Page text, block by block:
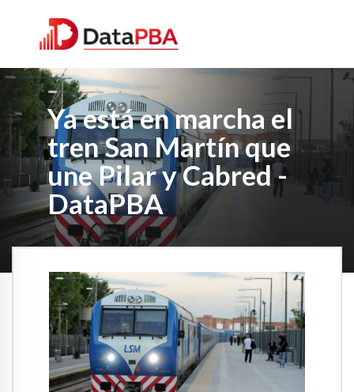
Ya está en marcha el
tren San Martín que
une Pilar y Cabred -
DataPBA